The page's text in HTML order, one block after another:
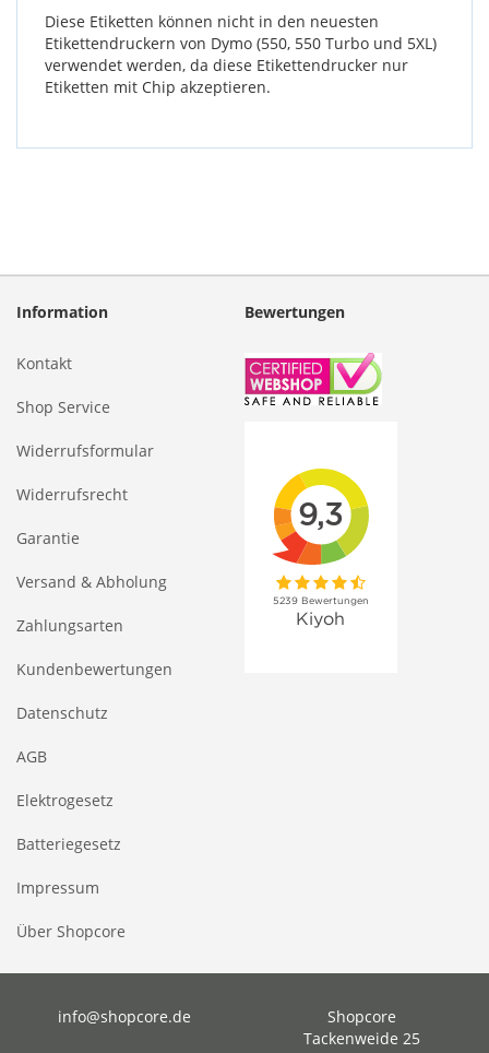
Diese Etiketten können nicht in den neuesten
Etikettendruckern von Dymo (550, 550 Turbo und 5XL)
verwendet werden, da diese Etikettendrucker nur
Etiketten mit Chip akzeptieren.
Information
Kontakt
Shop Service
Widerrufsformular
Widerrufsrecht
Garantie
Versand & Abholung
Zahlungsarten
Kundenbewertungen
Datenschutz
AGB
Elektrogesetz
Batteriegesetz
Impressum
Über Shopcore
Bewertungen
info@shopcore.de
Shopcore
Tackenweide 25